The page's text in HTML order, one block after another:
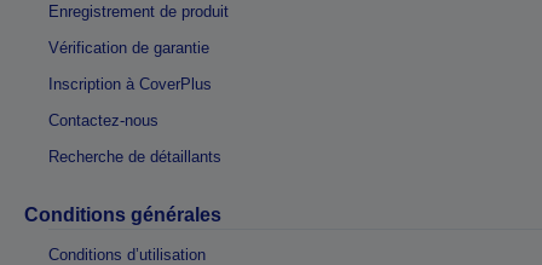
Enregistrement de produit
Vérification de garantie
Inscription à CoverPlus
Contactez-nous
Recherche de détaillants
Conditions générales
Conditions d’utilisation